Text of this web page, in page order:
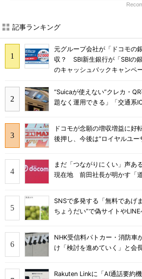
記事ランキング
元グループ会社が「ドコモの
収？ SBI新生銀行が「SBIの
のキャッシュバックキャンペ
“Suicaが使えない”クレカ・
題なく運用できる」「交通系
ドコモが念願の増収増益に
後押し、今後は“ロイヤルユー
まだ「つながりにくい」声あ
現在地 前田社長が明かす「
SNSで多発する「無料であげ
ちょうだい”で偽サイトや
NHK受信料パトカー・消防車
け「検討を進めていく」と会
Rakuten Linkに「AI通話要約